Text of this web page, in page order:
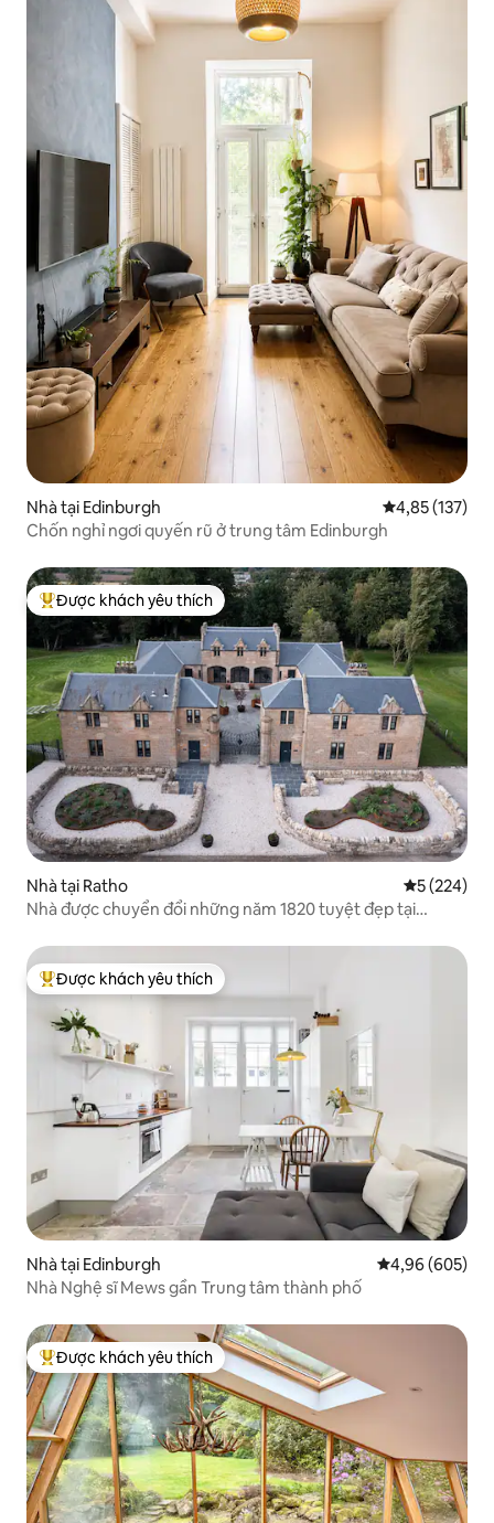
Nhà tại Edinburgh Xếp hạng
4,85 (137)
Chốn nghỉ ngơi quyến rũ ở trung tâm Edinburgh
Được khách yêu thích nhất
Được khách yêu thích
Nhà tại Ratho Xếp hạng
5 (224)
Nhà được chuyển đổi những năm 1820 tuyệt đẹp tại
Được khách yêu thích nhất
Được khách yêu thích
Nhà tại Edinburgh Xếp hạng
4,96 (605)
Nhà Nghệ sĩ Mews gần Trung tâm thành phố
Được khách yêu thích nhất
Được khách yêu thích